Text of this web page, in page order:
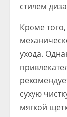
стилем
Кроме
ухода.
сухую
мягкой